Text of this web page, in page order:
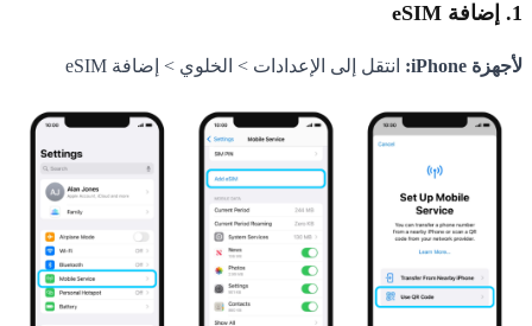
1. إضافة eSIM
لأجهزة iPhone: انتقل إلى الإعدادات > الخلوي > إضافة eSIM